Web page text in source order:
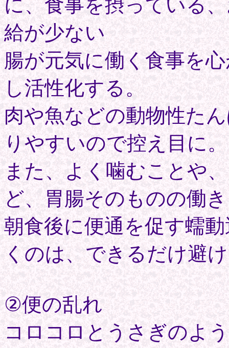
に、食事を摂っている
給が少ない
腸が元気に働く食事を
し活性化する。
肉や魚などの動物性た
りやすいので控え目に。
また、よく噛むことや
ど、胃腸そのものの働
朝食後に便通を促す蠕
くのは、できるだけ避
②便の乱れ
コロコロとうさぎのよ